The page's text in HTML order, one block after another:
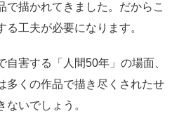
で描かれてきました。だからこ
工夫が必要になります。
害する「人間50年」の場面、
多くの作品で描き尽くされたせ
いでしょう。